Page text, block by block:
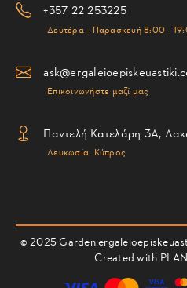
+357 22 253225
Δευτέρα - Παρασκευή 8:00 -
Επικοινωνήστε μαζί μας
Παντελή Κατελάρη 3Α,
Λευκωσία, Κύπρος
© 2025
Created with